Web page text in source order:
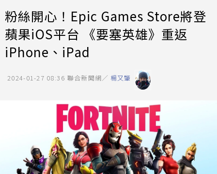
粉絲開心！Epic Games Store將登
蘋果iOS平台 《要塞英雄》重返
iPhone、iPad
2024-01-27 08:36 聯合新聞網／ 楊又肇